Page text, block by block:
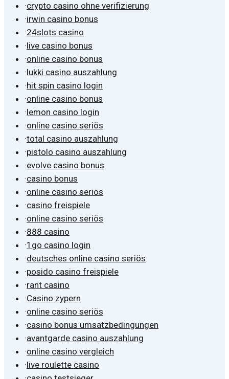
·crypto casino ohne verifizierung
·irwin casino bonus
·24slots casino
·live casino bonus
·online casino bonus
·lukki casino auszahlung
·hit spin casino login
·online casino bonus
·lemon casino login
·online casino seriös
·total casino auszahlung
·pistolo casino auszahlung
·evolve casino bonus
·casino bonus
·online casino seriös
·casino freispiele
·online casino seriös
·888 casino
·1go casino login
·deutsches online casino seriös
·posido casino freispiele
·rant casino
·Casino zypern
·online casino seriös
·casino bonus umsatzbedingungen
·avantgarde casino auszahlung
·online casino vergleich
·live roulette casino